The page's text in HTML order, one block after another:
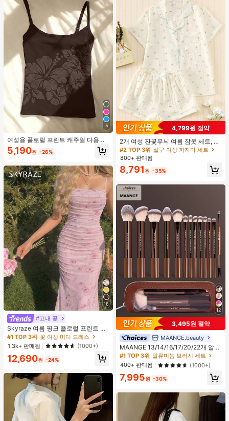
5
여성용 플로럴 프린트 캐주얼 다용도
일상용 캐미솔 여름
5,190원 -26%
16
#고대 꽃
Skyraze 여름 핑크 플로럴 프린트 주
름 메쉬 캐미 롱 드레스, 여름 드레스,
봄 옷
#1 TOP 3위 꽃 여성 미디 드레스
1k+ 명 "예쁨"
#1 TOP 3위 꽃 여성 미디 드레스
1k+ 명 "예쁨"
#1 TOP 3위 꽃 여성 미디 드레스
1k+ 명 "예쁨"
#1 TOP 3위
1k+ 명 "예쁨"
1.3k+ 판매됨 (1000+)
12,690원 -24%
4,799원 절약
2개 여성 잔꽃무늬 여름 잠옷 세트, 반
팔 버튼업 셔츠 및 반바지, 캐주얼 라
운지웨어
#2 TOP 3위 살구 여성 파자마 세트
800+ 판매됨
8,791 원 -35%
12
3,495원 절약
MAANGE.beauty
MAANGE 13/14/16/17/20/22개 알루
미늄 튜브 메이크업 브러시 세트, 페이
스 브러시, 블러셔 브러시, 파운데이션
브러시, 아이라이너 브러시, 아이섀도
우 브러시, 아이브로우 브러시, 블렌딩
브러시, 하이라이터 브러시, 컨실러 브
에 적합, 일상 사용 및 여행에 이상적,
완벽한 메이크업 도구 선물 세트., 전
#1 TOP 3위
알류미늄 브러시 세트
높은 재방문 고객
#1 TOP 3위 알류미늄 브러시 세트
높은 재방문 고객
#1 TOP 3위 알류미늄 브러시 세트
높은 재방문 고객
#1 TOP 3위
높은 재방문 고객
400+ 판매됨 (1000+)
7,995원 -30%